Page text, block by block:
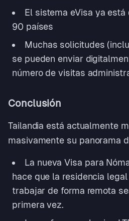
El sistema eVisa ya
90 países
Muchas solicitudes
se pueden enviar
número de visitas
Conclusión
Tailandia está actualmente
masivamente su panorama
La nueva Visa para
hace que la residencia
trabajar de forma remota
primera vez.